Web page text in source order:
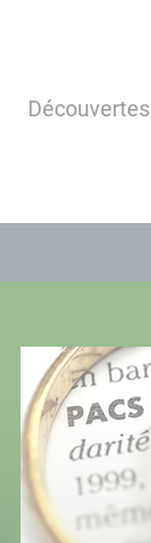
Découvertes